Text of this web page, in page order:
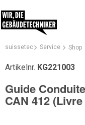
suissetec Service Shop
Artikelnr. KG221003
Guide
CAN 412